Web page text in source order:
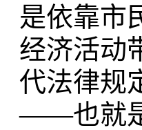
是依靠市
经济活动
代法律规
——也就